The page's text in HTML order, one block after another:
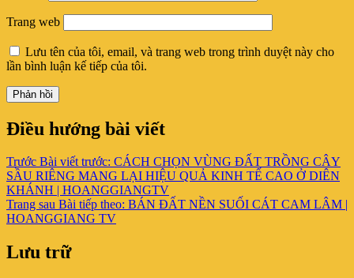
Trang web
Lưu tên của tôi, email, và trang web trong trình duyệt này cho
lần bình luận kế tiếp của tôi.
Điều hướng bài viết
Trước Bài viết trước: CÁCH CHỌN VÙNG ĐẤT TRỒNG CÂY
SẦU RIÊNG MANG LẠI HIỆU QUẢ KINH TẾ CAO Ở DIÊN
KHÁNH | HOANGGIANGTV
Trang sau Bài tiếp theo: BÁN ĐẤT NỀN SUỐI CÁT CAM LÂM |
HOANGGIANG TV
Lưu trữ